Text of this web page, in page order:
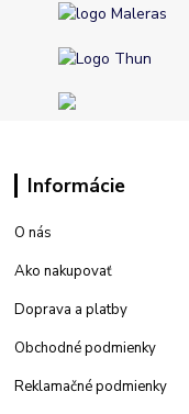
Informácie
O nás
Ako nakupovať
Doprava a platby
Obchodné podmienky
Reklamačné podmienky